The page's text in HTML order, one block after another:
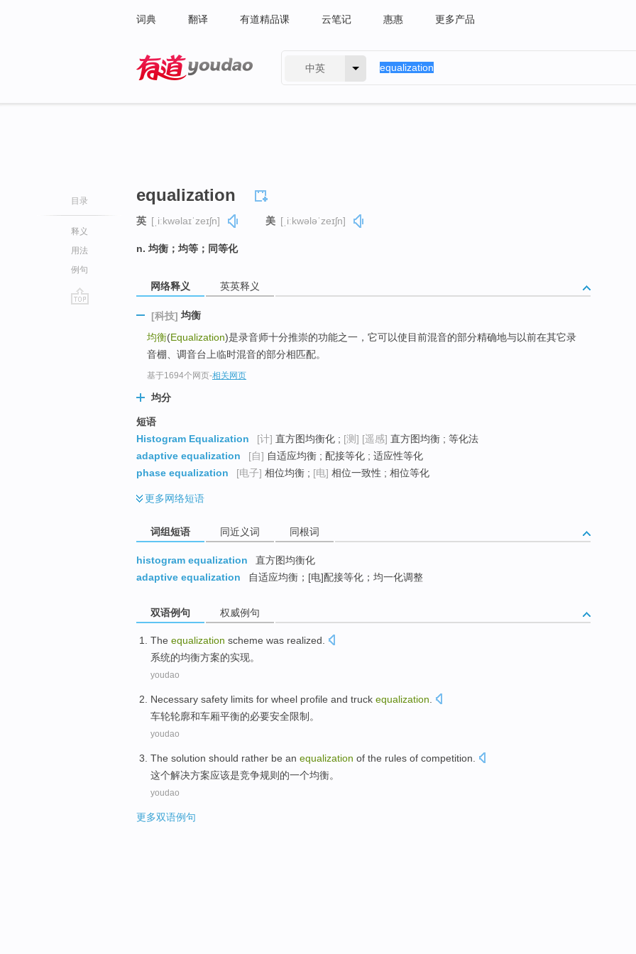
词典 翻译 有道精品课 云笔记 惠惠 更多产品
中英
目录
释义
用法
例句
equalization
英 [ˌiːkwəlaɪˈzeɪʃn] 美 [ˌiːkwələˈzeɪʃn]
n. 均衡；均等；同等化
网络释义 英英释义
[科技] 均衡
均衡(Equalization)是录音师十分推崇的功能之一，它可以使目前混音的部分精确地与以前在其它录
音棚、调音台上临时混音的部分相匹配。
基于1694个网页-相关网页
均分
短语
Histogram Equalization
[计] 直方图均衡化 ; [测] [遥感] 直方图均衡 ; 等化法
adaptive equalization
[自] 自适应均衡 ; 配接等化 ; 适应性等化
phase equalization
[电子] 相位均衡 ; [电] 相位一致性 ; 相位等化
更多网络短语
词组短语 同近义词 同根词
histogram equalization
直方图均衡化
adaptive equalization
自适应均衡；[电]配接等化；均一化调整
双语例句 权威例句
The equalization scheme was realized.
系统的均衡方案的实现。
youdao
Necessary safety limits for wheel profile and truck equalization
车轮轮廓和车厢平衡的必要安全限制 。
youdao
The solution should rather be an equalization of the rules of competition
这个解决方案应该是竞争规则 的一个均衡。
youdao
更多双语例句